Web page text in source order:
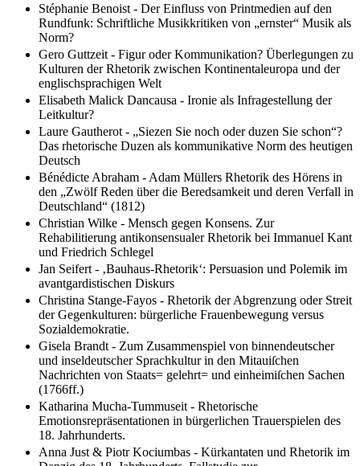
Stéphanie Benoist - Der Einfluss von Printmedien auf den
Rundfunk: Schriftliche Musikkritiken von „ernster“ Musik als
Norm?
Gero Guttzeit - Figur oder Kommunikation? Überlegungen zu
Kulturen der Rhetorik zwischen Kontinentaleuropa und der
englischsprachigen Welt
Elisabeth Malick Dancausa - Ironie als Infragestellung der
Leitkultur?
Laure Gautherot - „Siezen Sie noch oder duzen Sie schon“?
Das rhetorische Duzen als kommunikative Norm des heutigen
Deutsch
Bénédicte Abraham - Adam Müllers Rhetorik des Hörens in
den „Zwölf Reden über die Beredsamkeit und deren Verfall in
Deutschland“ (1812)
Christian Wilke - Mensch gegen Konsens. Zur
Rehabilitierung antikonsensualer Rhetorik bei Immanuel Kant
und Friedrich Schlegel
Jan Seifert - ‚Bauhaus-Rhetorik‘: Persuasion und Polemik im
avantgardistischen Diskurs
Christina Stange-Fayos - Rhetorik der Abgrenzung oder Streit
der Gegenkulturen: bürgerliche Frauenbewegung versus
Sozialdemokratie.
Gisela Brandt - Zum Zusammenspiel von binnendeutscher
und inseldeutscher Sprachkultur in den Mitauiſchen
Nachrichten von Staats= gelehrt= und einheimiſchen Sachen
(1766ff.)
Katharina Mucha-Tummuseit - Rhetorische
Emotionsrepräsentationen in bürgerlichen Trauerspielen des
18. Jahrhunderts.
Anna Just & Piotr Kociumbas - Kürkantaten und Rhetorik im